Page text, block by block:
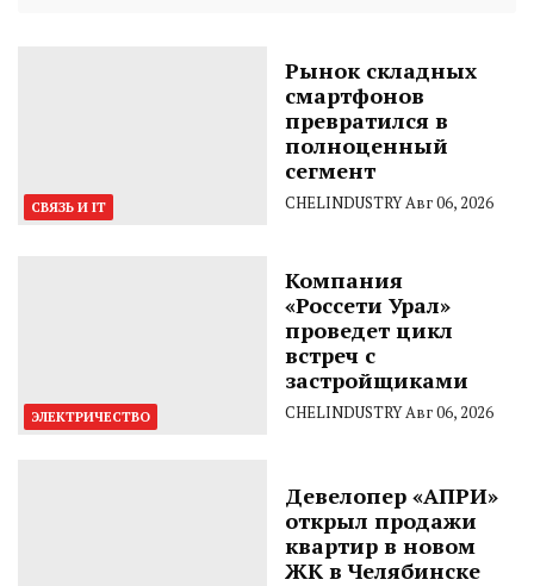
СВЯЗЬ И IT
Рынок складных
смартфонов
превратился в
полноценный
сегмент
CHELINDUSTRYАвг 06, 2026
ЭЛЕКТРИЧЕСТВО
Компания
«Россети Урал»
проведет цикл
встреч с
застройщиками
CHELINDUSTRYАвг 06, 2026
Девелопер «АПРИ»
открыл продажи
квартир в новом
ЖК в Челябинске